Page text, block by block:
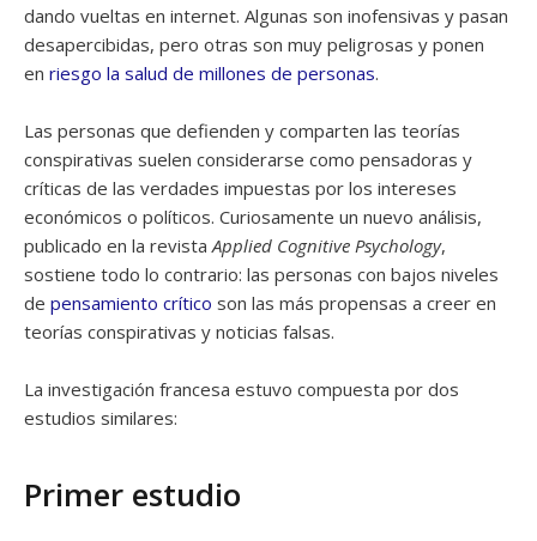
dando vueltas en internet. Algunas son inofensivas y pasan
desapercibidas, pero otras son muy peligrosas y ponen
en riesgo la salud de millones de personas.
Las personas que defienden y comparten las teorías
conspirativas suelen considerarse como pensadoras y
críticas de las verdades impuestas por los intereses
económicos o políticos. Curiosamente un nuevo análisis,
publicado en la revistaApplied Cognitive Psychology,
sostiene todo lo contrario: las personas con bajos niveles
de pensamiento crítico son las más propensas a creer en
teorías conspirativas y noticias falsas.
La investigación francesa estuvo compuesta por dos
estudios similares:
Primer estudio